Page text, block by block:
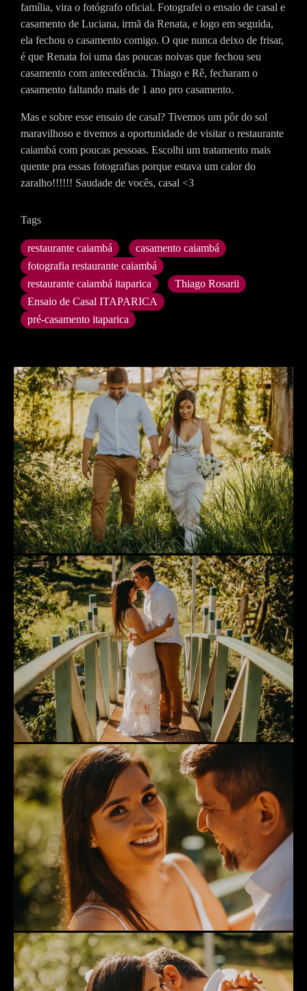
família, vira o fotógrafo oficial. Fotografei o ensaio de casal e
casamento de Luciana, irmã da Renata, e logo em seguida,
ela fechou o casamento comigo. O que nunca deixo de frisar,
é que Renata foi uma das poucas noivas que fechou seu
casamento com antecedência. Thiago e Rê, fecharam o
casamento faltando mais de 1 ano pro casamento.
Mas e sobre esse ensaio de casal? Tivemos um pôr do sol
maravilhoso e tivemos a oportunidade de visitar o restaurante
caiambá com poucas pessoas. Escolhi um tratamento mais
quente pra essas fotografias porque estava um calor do
zaralho!!!!!! Saudade de vocês, casal <3
Tags
restaurante caiambá
casamento caiambá
fotografia restaurante caiambá
restaurante caiambá itaparica
Thiago Rosarii
Ensaio de Casal ITAPARICA
pré-casamento itaparica